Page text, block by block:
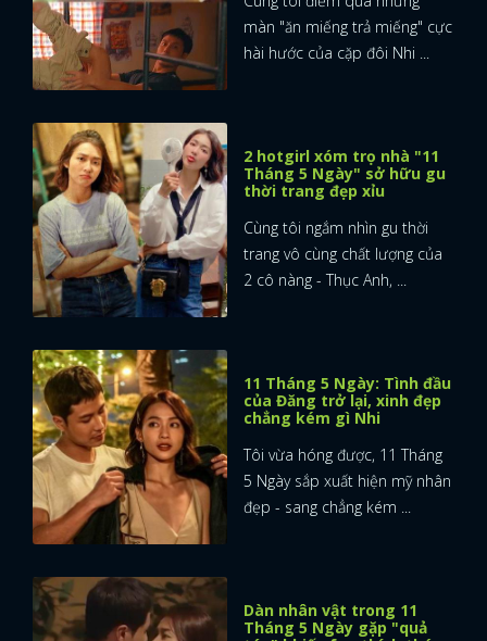
FACEBOOK GOOGLE
màn "ăn miếng trả miếng" cực
hài hước của cặp đôi Nhi ...
2 hotgirl xóm trọ nhà "11
Tháng 5 Ngày" sở hữu gu
thời trang đẹp xỉu
Cùng tôi ngắm nhìn gu thời
trang vô cùng chất lượng của
2 cô nàng - Thục Anh, ...
11 Tháng 5 Ngày: Tình đầu
của Đăng trở lại, xinh đẹp
chẳng kém gì Nhi
Tôi vừa hóng được, 11 Tháng
5 Ngày sắp xuất hiện mỹ nhân
đẹp - sang chẳng kém ...
Dàn nhân vật trong 11
Tháng 5 Ngày gặp "quả